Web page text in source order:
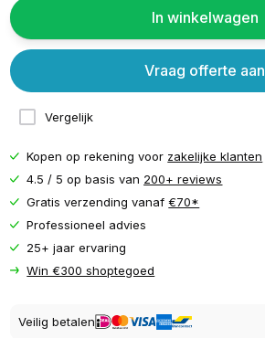
In winkelwagen
Vergelijk
Vraag offerte aan
Kopen op rekening voor zakelijke klanten
4.5 / 5 op basis van 200+ reviews
Gratis verzending vanaf€70*
Professioneel advies
25+ jaar ervaring
Win €300 shoptegoed
Veilig betalen